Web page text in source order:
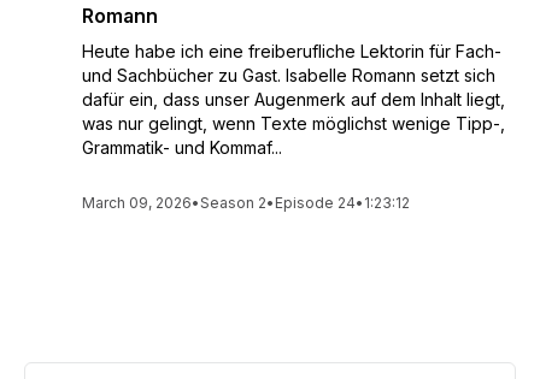
Romann
Heute habe ich eine freiberufliche Lektorin für Fach-
und Sachbücher zu Gast. Isabelle Romann setzt sich
dafür ein, dass unser Augenmerk auf dem Inhalt liegt,
was nur gelingt, wenn Texte möglichst wenige Tipp-,
Grammatik- und Kommaf...
March 09, 2026•Season 2• Episode 24• 1:23:12